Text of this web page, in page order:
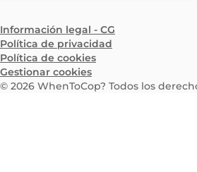
Información legal - CG
Política de privacidad
Política de cookies
Gestionar cookies
© 2026 WhenToCop? Todos los